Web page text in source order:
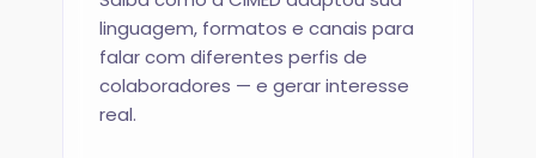
linguagem, formatos e canais para
falar com diferentes perfis de
colaboradores — e gerar interesse
real.